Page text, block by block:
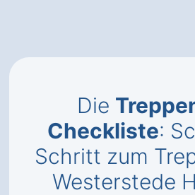
Die
Checkliste:
Schritt zum
Westerstede